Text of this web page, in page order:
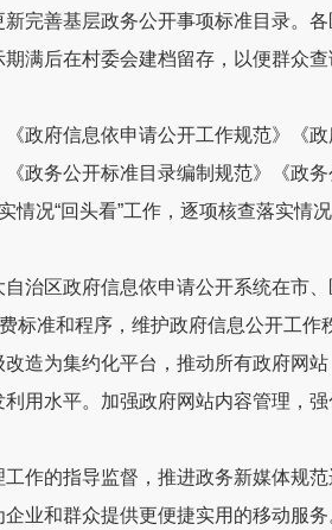
完善基层政务公开事项标准目录。
满后在村委会建档留存，以便群众
政府信息依申请公开工作规范》《
政务公开标准目录编制规范》《政
情况“回头看”工作，逐项核查落实情
治区政府信息依申请公开系统在市、
准和程序，维护政府信息公开工作
造为集约化平台，推动所有政府网站
用水平。加强政府网站内容管理，
作的指导监督，推进政务新媒体规
业和群众提供更便捷实用的移动服